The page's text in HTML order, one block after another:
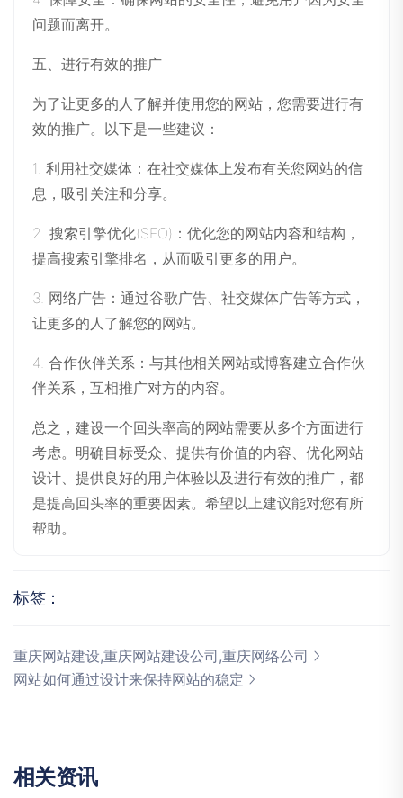
问题而离开。
五、进行有效的推广
为了让更多的人了解并使用您的网站，您需要进行有
效的推广。以下是一些建议：
1. 利用社交媒体：在社交媒体上发布有关您网站的信
息，吸引关注和分享。
2. 搜索引擎优化(SEO)：优化您的网站内容和结构，
提高搜索引擎排名，从而吸引更多的用户。
3. 网络广告：通过谷歌广告、社交媒体广告等方式，
让更多的人了解您的网站。
4. 合作伙伴关系：与其他相关网站或博客建立合作伙
伴关系，互相推广对方的内容。
总之，建设一个回头率高的网站需要从多个方面进行
考虑。明确目标受众、提供有价值的内容、优化网站
设计、提供良好的用户体验以及进行有效的推广，都
是提高回头率的重要因素。希望以上建议能对您有所
帮助。
标签：
重庆网站建设,重庆网站建设公司,重庆网络公司
网站如何通过设计来保持网站的稳定
相关资讯